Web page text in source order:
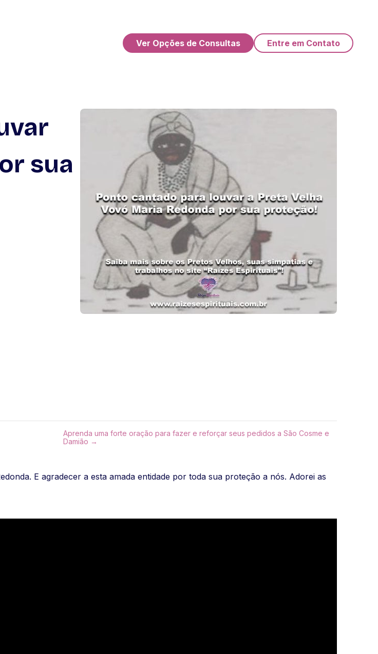
Ver Opções de Consultas Entre em Contato
sua
Aprenda uma forte oração para fazer e reforçar seus pedidos a São Cosme e
Damião →
E agradecer a esta amada entidade por toda sua proteção a nós. Adorei as